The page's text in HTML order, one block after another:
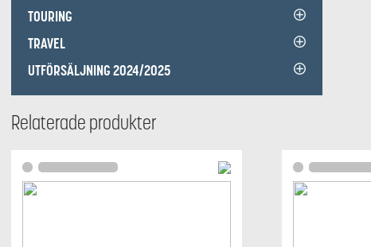
TOURING
TRAVEL
UTFÖRSÄLJNING 2024/2025
Relaterade produkter